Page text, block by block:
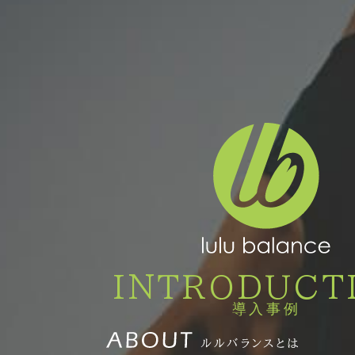
導入事例